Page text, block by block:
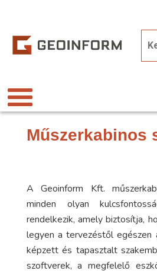
Műszerkabinos
A Geoinform Kft.
minden olyan
rendelkezik, amely biztosítja,
legyen a tervezéstől
képzett és tapasztalt
szoftverek, a megfelelő